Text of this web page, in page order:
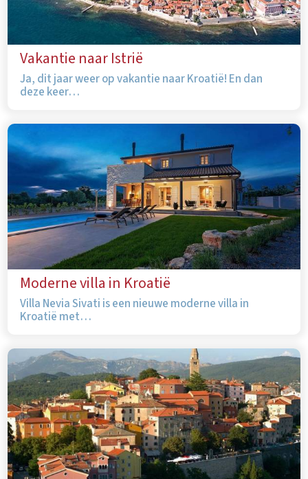
Vakantie naar Istrië
Ja, dit jaar weer op vakantie naar Kroatië! En dan
deze keer…
Moderne villa in Kroatië
Villa Nevia Sivati is een nieuwe moderne villa in
Kroatië met…